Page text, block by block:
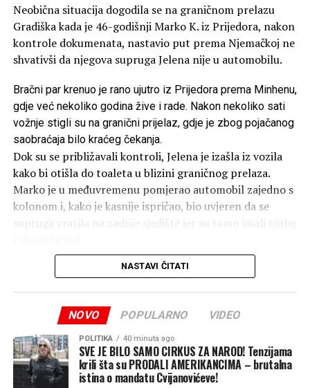
Neobična situacija dogodila se na graničnom prelazu
Gradiška kada je 46-godišnji Marko K. iz Prijedora, nakon
kontrole dokumenata, nastavio put prema Njemačkoj ne
shvativši da njegova supruga Jelena nije u automobilu.
Bračni par krenuo je rano ujutro iz Prijedora prema Minhenu,
gdje već nekoliko godina žive i rade. Nakon nekoliko sati
vožnje stigli su na granični prijelaz, gdje je zbog pojačanog
saobraćaja bilo kraćeg čekanja.
Dok su se približavali kontroli, Jelena je izašla iz vozila
kako bi otišla do toaleta u blizini graničnog prelaza.
Marko je u međuvremenu pomjerao automobil zajedno s
kolonom i, kako je kasnije ispričao, bio uvjeren da se
supruga vratila na zadnje sjedište jer su tamo imali torbe
Nakon završene kontrole dokumenata nastavio je prema
Tek nekoliko kilometara poslije granice Marko je
pokušao razgovarati sa suprugom, ali odgovora nije bilo.
Kada se okrenuo prema zadnjem dijelu automobila,
shvatio je da Jelene nema.
NASTAVI ČITATI
NOVO POPULARNO VIDEO
POLITIKA 40 minuta ago
SVE JE BILO SAMO CIRKUS ZA NAROD! Tenzijama
krili šta su PRODALI AMERIKANCIMA – brutalna
istina o mandatu Cvijanovićeve!